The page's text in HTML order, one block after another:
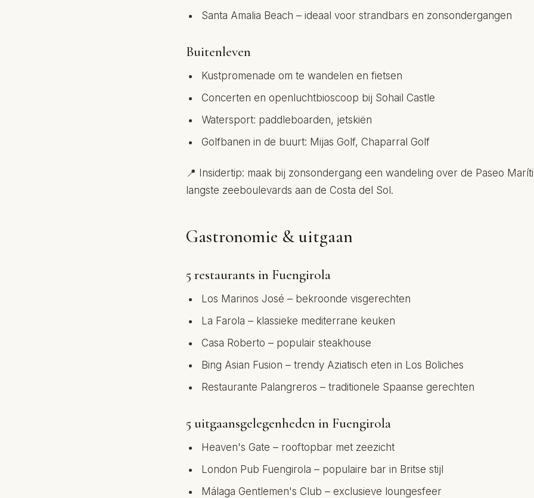
Santa Amalia Beach – ideaal voor strandbars en zonsondergangen
Buitenleven
Kustpromenade om te wandelen en fietsen
Concerten en openluchtbioscoop bij Sohail Castle
Watersport: paddleboarden, jetskiën
Golfbanen in de buurt: Mijas Golf, Chaparral Golf
📍 Insidertip: maak bij zonsondergang een wandeling over de Paseo
langste zeeboulevards aan de Costa del Sol.
Gastronomie & uitgaan
5 restaurants in Fuengirola
Los Marinos José – bekroonde visgerechten
La Farola – klassieke mediterrane keuken
Casa Roberto – populair steakhouse
Bing Asian Fusion – trendy Aziatisch eten in Los Boliches
Restaurante Palangreros – traditionele Spaanse gerechten
5 uitgaansgelegenheden in Fuengirola
Heaven's Gate – rooftopbar met zeezicht
London Pub Fuengirola – populaire bar in Britse stijl
Málaga Gentlemen's Club – exclusieve loungesfeer